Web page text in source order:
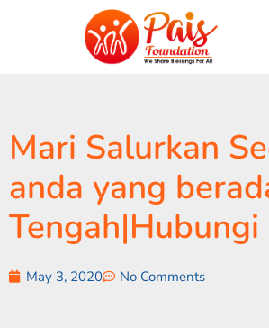
Mari Salurkan
anda yang
May 3, 2020 No Comments